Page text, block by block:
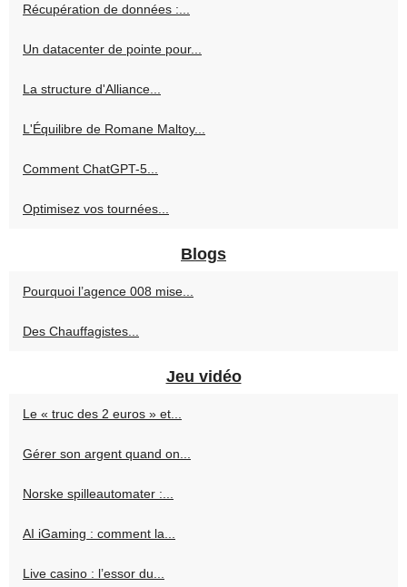
Récupération de données :...
Un datacenter de pointe pour...
La structure d'Alliance...
L'Équilibre de Romane Maltoy...
Comment ChatGPT-5...
Optimisez vos tournées...
Blogs
Pourquoi l’agence 008 mise...
Des Chauffagistes...
Jeu vidéo
Le « truc des 2 euros » et...
Gérer son argent quand on...
Norske spilleautomater :...
AI iGaming : comment la...
Live casino : l’essor du...